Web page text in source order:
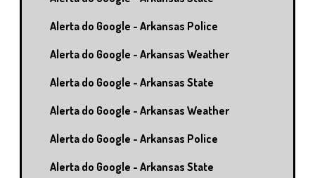
Alerta do Google - Arkansas Police
Alerta do Google - Arkansas Weather
Alerta do Google - Arkansas State
Alerta do Google - Arkansas Weather
Alerta do Google - Arkansas Police
Alerta do Google - Arkansas State